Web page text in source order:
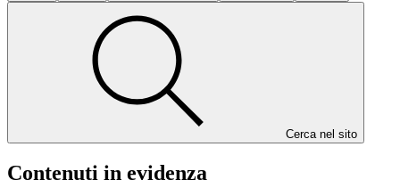
Cerca nel sito
Contenuti in evidenza